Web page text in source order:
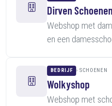
Dirven Schoenen
Webshop met
en een
BEDRIJF SCHOENEN
Wolkyshop
Webshop met